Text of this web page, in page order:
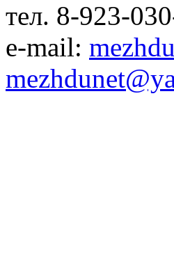
тел. 8-923-
e-mail: